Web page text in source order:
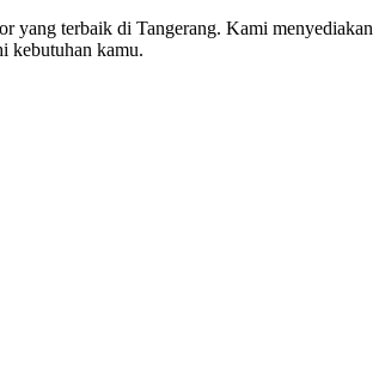
yang terbaik di Tangerang. Kami menyediakan
kebutuhan kamu.